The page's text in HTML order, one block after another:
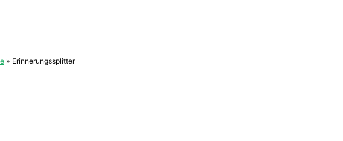
Erinnerungssplitter